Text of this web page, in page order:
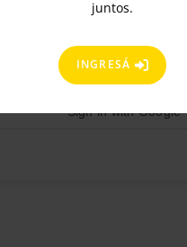
juntos.
INGRESÁ
ACCEDER
¿No tienes una cuenta?
Sign in with Google